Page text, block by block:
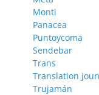
Monti
Panacea
Puntoycoma
Sendebar
Trans
Translation
Trujamán